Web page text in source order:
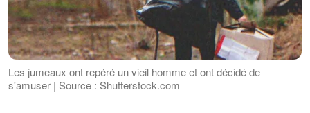
Les jumeaux ont repéré un vieil homme et ont décidé de
s'amuser | Source : Shutterstock.com